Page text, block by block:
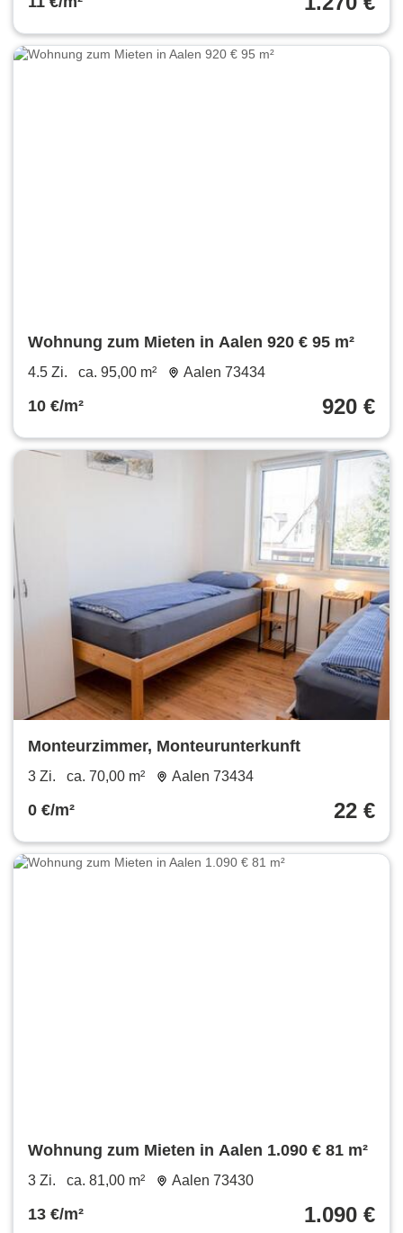
Wohnung zum Mieten in Aalen 920 € 95 m²
4.5 Zi. ca. 95,00 m² Aalen 73434
10 €/m² 920 €
Monteurzimmer, Monteurunterkunft
3 Zi. ca. 70,00 m² Aalen 73434
0 €/m² 22 €
Wohnung zum Mieten in Aalen 1.090 € 81 m²
3 Zi. ca. 81,00 m² Aalen 73430
13 €/m² 1.090 €